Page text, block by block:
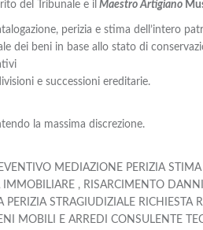
del Tribunale e il Maestro Artigiano
perizia e stima dell’intero
dei beni in base allo stato di
e successioni ereditarie.
la massima discrezione.
MEDIAZIONE PERIZIA
IMMOBILIARE , RISARCIMENTO
PERIZIA STRAGIUDIZIALE
MOBILI E ARREDI CONSULENTE